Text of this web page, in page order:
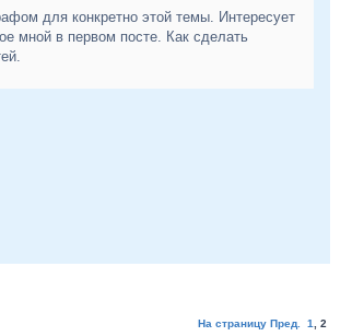
для конкретно этой темы. Интересует
мной в первом посте. Как сделать
На страницу Пред. 1 2